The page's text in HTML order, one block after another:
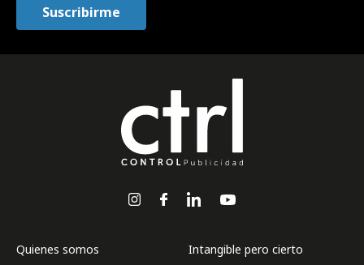
Quienes somos
Intangible pero cierto